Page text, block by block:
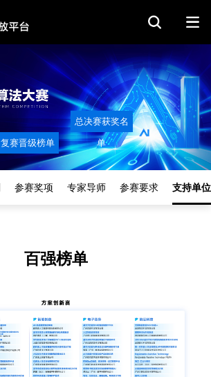
复赛晋级榜单
总决赛获奖名
单
参赛奖项 专家导师 参赛要求 支持单位
百强榜单